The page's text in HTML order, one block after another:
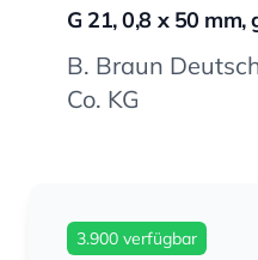
G 21, 0,8 x 50 mm,
B. Braun
Co. KG
3.900 verfügbar